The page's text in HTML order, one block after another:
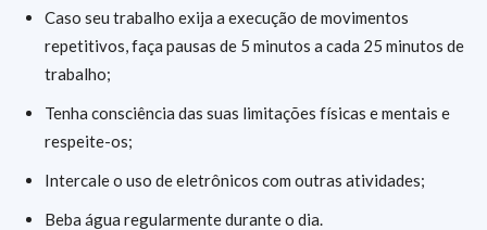
Caso seu trabalho exija a execução de movimentos
repetitivos, faça pausas de 5 minutos a cada 25 minutos de
trabalho;
Tenha consciência das suas limitações físicas e mentais e
respeite-os;
Intercale o uso de eletrônicos com outras atividades;
Beba água regularmente durante o dia.